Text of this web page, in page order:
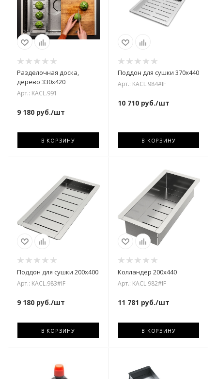
Разделочная доска,
дерево 330х420
Арт.: KACL.991
9 180 руб./шт
В КОРЗИНУ
Поддон для сушки 370х440
Арт.: KACL.984#IF
10 710руб./шт
В КОРЗИНУ
Поддон для сушки 200х400
Арт.: KACL.983#IF
9 180 руб./шт
В КОРЗИНУ
Колландер 200х440
Арт.: KACL.982#IF
11 781 руб./шт
В КОРЗИНУ